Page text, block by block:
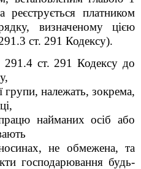
реєструється платником
визначеному цією
ст. 291 Кодексу).
ст. 291 Кодексу до
групи, належать, зокрема,
найманих осіб або
не обмежена, та
господарювання будь-